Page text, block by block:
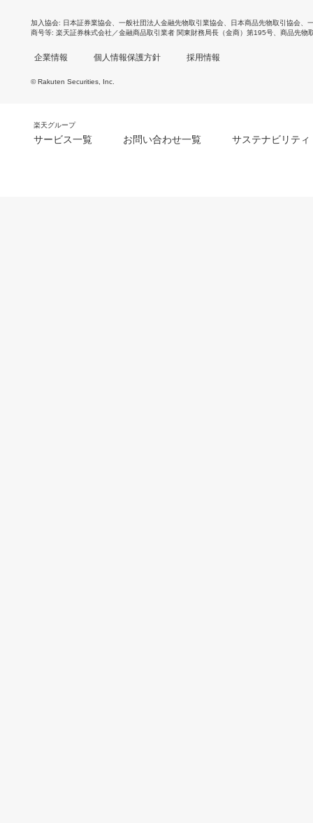
加入協会 日本証券業協会 一般社団法人金融先物取引業協会 日本商品先物取引協会
商号等 楽天証券株式会社／金融商品取引業者 関東財務局長（金商）第195号、商品先物
企業情報 個人情報保護方針 採用情報
© Rakuten Securities, Inc.
楽天グループ
サービス一覧 お問い合わせ一覧 サステナビリティ